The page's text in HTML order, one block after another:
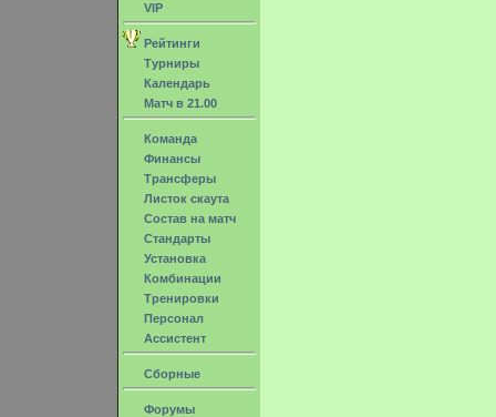
VIP
Рейтинги
Турниры
Календарь
Матч в 21.00
Команда
Финансы
Трансферы
Листок скаута
Состав на матч
Стандарты
Установка
Комбинации
Тренировки
Персонал
Ассистент
Сборные
Форумы